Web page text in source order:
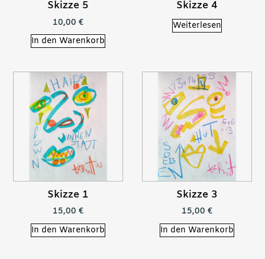
Skizze 5
10,00 €
In den Warenkorb
Skizze 4
Weiterlesen
Skizze 1
15,00 €
In den Warenkorb
Skizze 3
15,00 €
In den Warenkorb